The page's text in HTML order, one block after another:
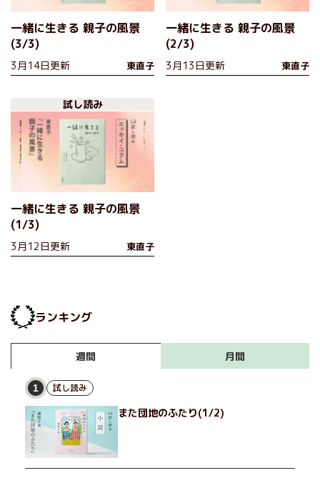
一緒に生きる 親子の風景
(3/3)
3月14日更新 東直子
一緒に生きる 親子の風景
(2/3)
3月13日更新 東直子
試し読み
一緒に生きる 親子の風景
(1/3)
3月12日更新 東直子
ランキング
週間 月間
1 試し読み
また団地のふたり(1/2)